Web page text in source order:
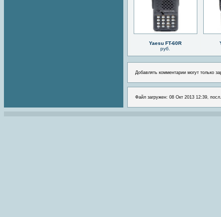
Yaesu FT-60R
руб.
Добавлять комментарии могут только
Файл загружен: 08 Окт 2013 12:39,